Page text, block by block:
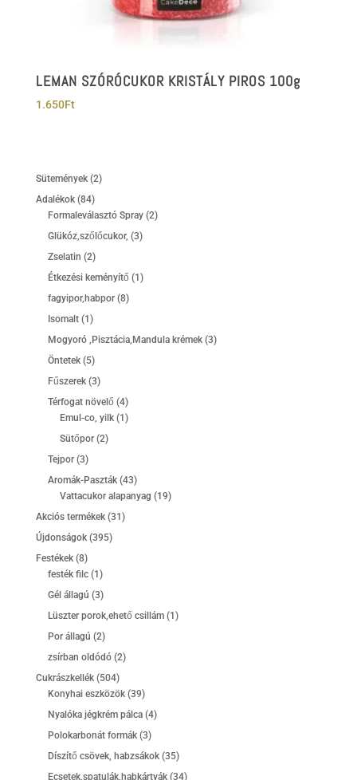
LEMAN SZÓRÓCUKOR KRISTÁLY PIROS 100g
1.650Ft
Sütemények 22
Adalékok 8484
termék
Formaleválasztó Spray 22
Glükóz,szőlőcukor, 33
Zselatin 22
termék
Étkezési keményítő 11
fagyipor,habpor 88
Isomalt 11
termék
Mogyoró ,Pisztácia,Mandula krémek 33
Öntetek 55
termék
Fűszerek 33
termék
Térfogat növelő 44
termék
Emul-co, yilk 11
Sütőpor 22
Tejpor 33
termék
Aromák-Paszták 4343
termék
Vattacukor alapanyag 1919
Akciós termékek 3131
Újdonságok 395395
Festékek 88
termék
festék filc 11
termék
Gél állagú 33
termék
Lüszter porok,ehető csillám 11
Por állagú 22
termék
zsírban oldódó 22
Cukrászkellék 504504
termék
Konyhai eszközök 3939
termék
Nyalóka jégkrém pálca 44
Polokarbonát formák 33
termék
Díszítő csövek, habzsákok 3535
termék
Ecsetek,spatulák,habkártyák 3434